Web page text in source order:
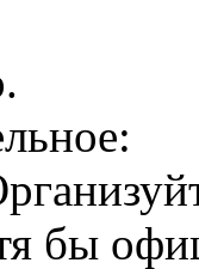
бы